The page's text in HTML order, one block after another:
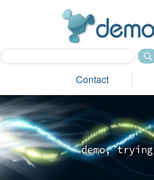
Contact
demo, tryi ng